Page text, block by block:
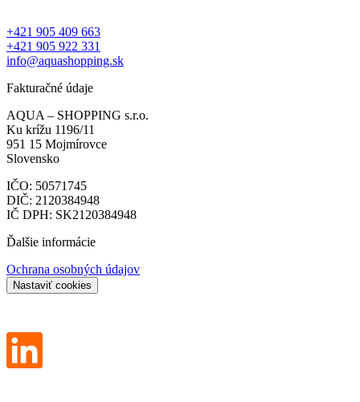
+421 905 409 663
+421 905 922 331
info@aquashopping.sk
Fakturačné údaje
AQUA – SHOPPING s.r.o.
Ku krížu 1196/11
951 15 Mojmírovce
Slovensko
IČO: 50571745
DIČ: 2120384948
IČ DPH: SK2120384948
Ďalšie informácie
Ochrana osobných údajov
Nastaviť cookies